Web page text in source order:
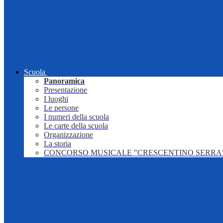
Scuola
Panoramica
Presentazione
I luoghi
Le persone
I numeri della scuola
Le carte della scuola
Organizzazione
La storia
CONCORSO MUSICALE "CRESCENTINO